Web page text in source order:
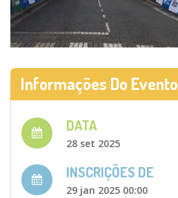
Informações Do Evento
DATA
28 set 2025
INSCRIÇÕES DE
29 jan 2025 00:00